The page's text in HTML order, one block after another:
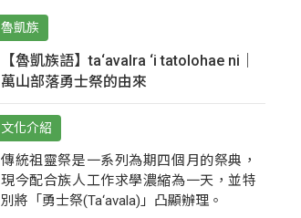
魯凱族
【魯凱族語】ta‘avalra ‘i tatolohae ni｜
萬山部落勇士祭的由來
文化介紹
傳統祖靈祭是一系列為期四個月的祭典，
現今配合族人工作求學濃縮為一天，並特
別將「勇士祭(Ta‘avala)」凸顯辦理。